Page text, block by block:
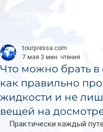
Что можно брать в
как правильно
жидкости и не
вещей на
tourpressa.com
7 мая 3 мин. чтения
Практически каждый